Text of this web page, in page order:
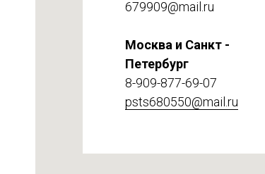
679909@mail.ru
Москва и Санкт -
Петербург
8-909-877-69-07
psts680550@mail.ru